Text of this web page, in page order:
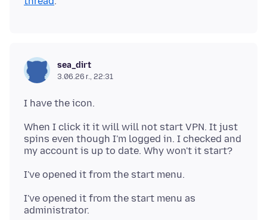
sea_dirt
3.06.26 г., 22:31
When I click it it will will not start VPN. It just
spins even though I'm logged in. I checked and
I've opened it from the start menu as